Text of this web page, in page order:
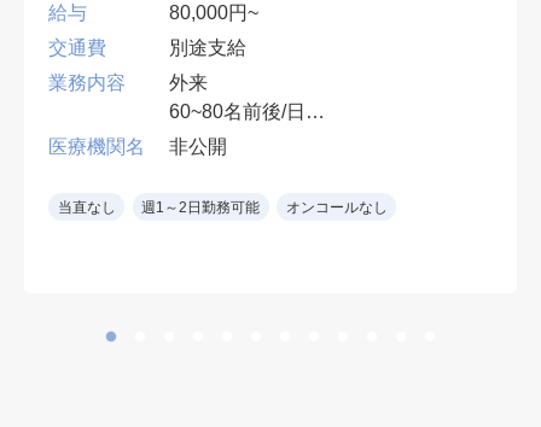
給与
80,000円~
交通費
別途支給
業務内容
外来
60~80名前後/日
１診制
鏡処方）
医療機関名 非公開
当直なし 週1～2日勤務可能 オンコールなし